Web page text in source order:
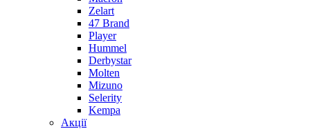
Zelart
47 Brand
Player
Hummel
Derbystar
Molten
Mizuno
Selerity
Kempa
Акції